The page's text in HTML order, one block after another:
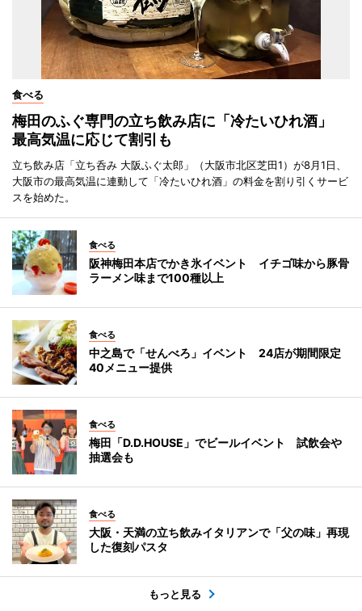
食べる
梅田のふぐ専門の立ち飲み店に「冷たいひれ酒」
最高気温に応じて割引も
立ち飲み店「立ち呑み 大阪ふぐ太郎」（大阪市北区芝田1）が8月1日、
大阪市の最高気温に連動して「冷たいひれ酒」の料金を割り引くサービ
スを始めた。
食べる
阪神梅田本店でかき氷イベント イチゴ味から豚骨
ラーメン味まで100種以上
食べる
中之島で「せんべろ」イベント 24店が期間限定
40メニュー提供
食べる
梅田「D.D.HOUSE」でビールイベント 試飲会や
抽選会も
食べる
大阪・天満の立ち飲みイタリアンで「父の味」再現
した復刻パスタ
もっと見る